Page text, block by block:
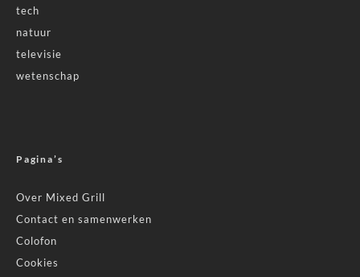
tech
natuur
televisie
wetenschap
Pagina’s
Over Mixed Grill
Contact en samenwerken
Colofon
Cookies